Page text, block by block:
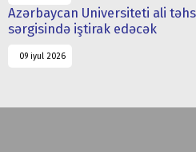
Azərbaycan Universiteti ali
sərgisində iştirak edəcək
09 iyul 2026